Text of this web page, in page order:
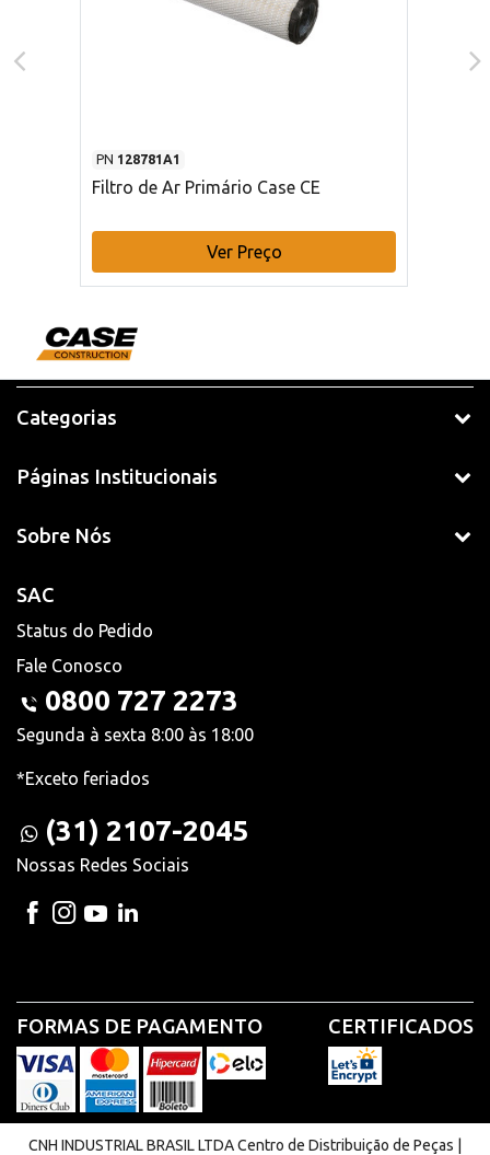
PN 128781A1
Filtro de Ar Primário Case CE
Ver Preço
Categorias
Páginas Institucionais
Sobre Nós
SAC
Status do Pedido
Fale Conosco
0800 727 2273
Segunda à sexta 8:00 às 18:00
*Exceto feriados
(31) 2107-2045
Nossas Redes Sociais
FORMAS DE PAGAMENTO CERTIFICADOS
CNH INDUSTRIAL BRASIL LTDA Centro de Distribuição de Peças |